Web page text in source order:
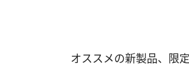
オススメの新製品、限